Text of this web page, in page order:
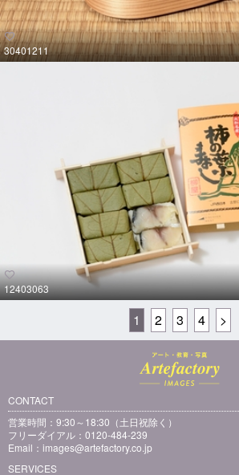
30401211
12403063
1 2 3 4 >
CONTACT
営業時間：9:30～18:30（土日祝除く）
フリーダイアル：0120-484-239
Email： images@artefactory.co.jp
SERVICES